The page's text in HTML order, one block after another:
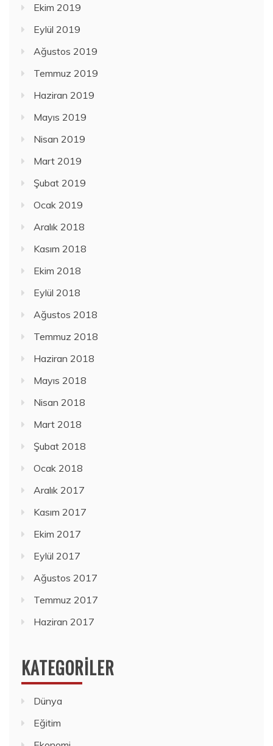
Ekim 2019
Eylül 2019
Ağustos 2019
Temmuz 2019
Haziran 2019
Mayıs 2019
Nisan 2019
Mart 2019
Şubat 2019
Ocak 2019
Aralık 2018
Kasım 2018
Ekim 2018
Eylül 2018
Ağustos 2018
Temmuz 2018
Haziran 2018
Mayıs 2018
Nisan 2018
Mart 2018
Şubat 2018
Ocak 2018
Aralık 2017
Kasım 2017
Ekim 2017
Eylül 2017
Ağustos 2017
Temmuz 2017
Haziran 2017
KATEGORILER
Dünya
Eğitim